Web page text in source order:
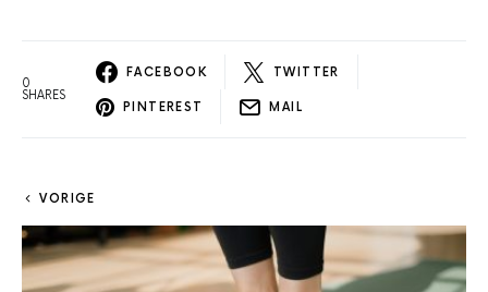
0
SHARES
FACEBOOK TWITTER
PINTEREST MAIL
VORIGE